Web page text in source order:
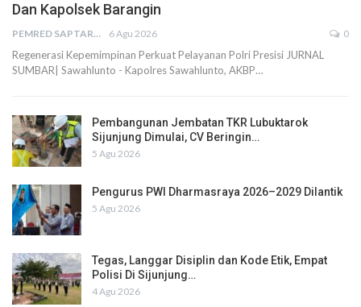
Dan Kapolsek Barangin
PEMRED SAPTARIUS 6 Agu 2026 0
Regenerasi Kepemimpinan Perkuat Pelayanan Polri Presisi JURNAL
SUMBAR| Sawahlunto - Kapolres Sawahlunto, AKBP…
Pembangunan Jembatan TKR Lubuktarok
Sijunjung Dimulai, CV Beringin…
5 Agu 2026
Pengurus PWI Dharmasraya 2026–2029 Dilantik
5 Agu 2026
Tegas, Langgar Disiplin dan Kode Etik, Empat
Polisi Di Sijunjung…
4 Agu 2026